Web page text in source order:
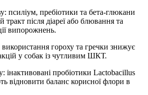
псиліум, пребіотики та бета-глюкани
після діареї або блювання та
випорожнень.
використання гороху та гречки знижує
у собак із чутливим ШКТ.
інактивовані пробіотики Lactobacillus
відновити баланс корисної флори в